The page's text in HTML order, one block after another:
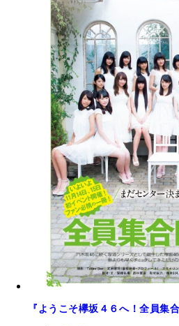
『ようこそ欅坂４６へ！全員集